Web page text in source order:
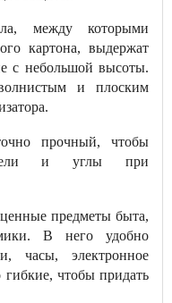
между которыми
картона, выдержат
с небольшой высоты.
и плоским
прочный, чтобы
и углы при
предметы быта,
В него удобно
часы, электронное
гибкие, чтобы придать